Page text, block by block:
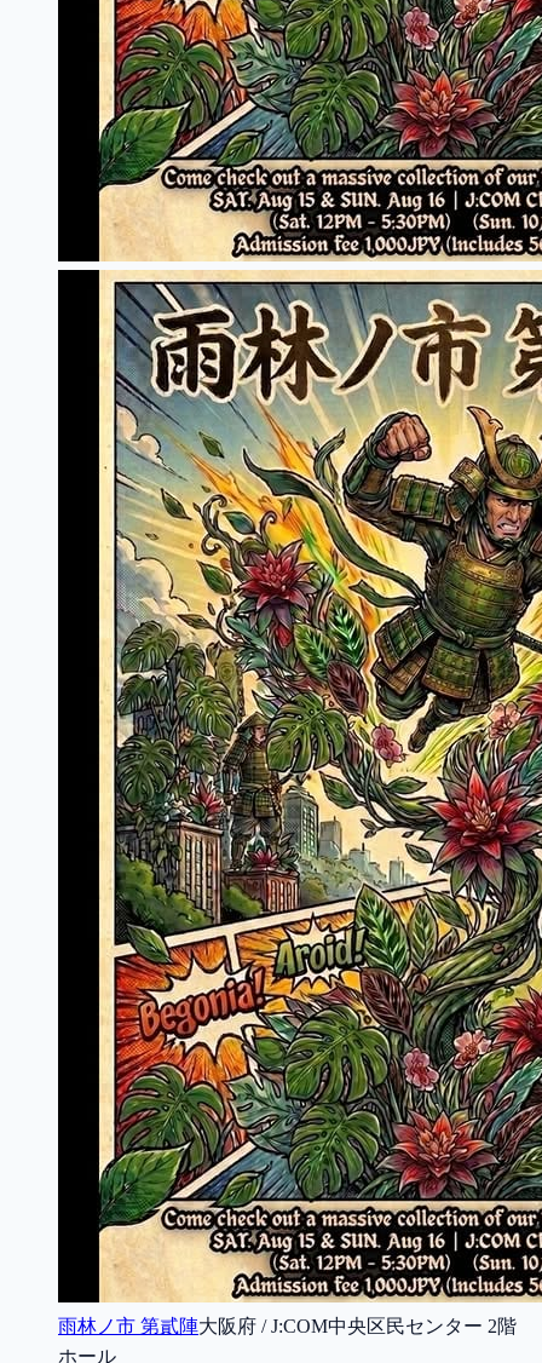
雨林ノ市 第貳陣大阪府 / J:COM中央区民センター 2階
ホール